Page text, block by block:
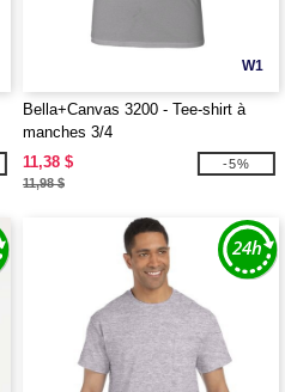
W1
Bella+Canvas 3200 - Tee-shirt à
manches 3/4
11,38 $
11,98 $
-5%